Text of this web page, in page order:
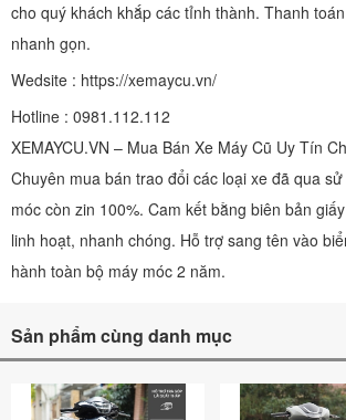
cho quý khách khắp các tỉnh thành. Thanh
nhanh gọn.
Wedsite : https://xemaycu.vn/
Hotline : 0981.112.112
XEMAYCU.VN – Mua Bán Xe Máy Cũ Uy Tín
Chuyên mua bán trao đổi các loại xe đã qua
móc còn zin 100%. Cam kết bằng biên bản
linh hoạt, nhanh chóng. Hỗ trợ sang tên vào
hành toàn bộ máy móc 2 năm.
Sản phẩm cùng danh mục